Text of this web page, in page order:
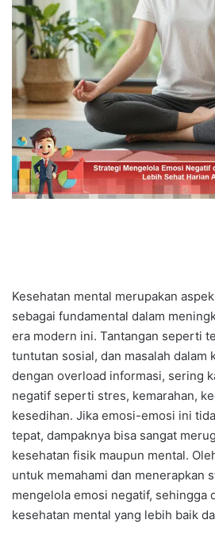
Kesehatan mental merupakan
sebagai fundamental dalam
era modern ini. Tantangan seperti
tuntutan sosial, dan masalah dalam
dengan overload informasi, sering
negatif seperti stres, kemarahan,
kesedihan. Jika emosi-emosi ini
tepat, dampaknya bisa sangat
kesehatan fisik maupun mental.
untuk memahami dan menerapkan
mengelola emosi negatif, sehingga
kesehatan mental yang lebih baik